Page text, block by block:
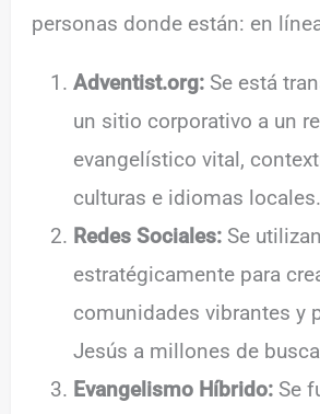
personas donde están: en
Adventist.org: Se está
un sitio corporativo a un
evangelístico vital,
culturas e idiomas locales.
Redes Sociales: Se utilizan
estratégicamente para
comunidades vibrantes y
Jesús a millones de
Evangelismo Híbrido: Se